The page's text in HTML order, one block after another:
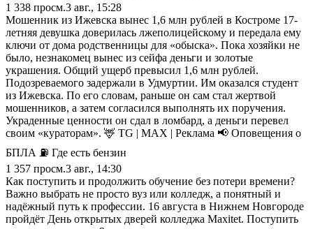
1 338 просм.3 авг., 15:28
Мошенник из Ижевска вынес 1,6 млн рублей в Костроме 17-
летняя девушка доверилась лжеполицейскому и передала ему
ключи от дома родственницы для «обыска». Пока хозяйки не
было, незнакомец вынес из сейфа деньги и золотые
украшения. Общий ущерб превысил 1,6 млн рублей.
Подозреваемого задержали в Удмуртии. Им оказался студент
из Ижевска. По его словам, раньше он сам стал жертвой
мошенников, а затем согласился выполнять их поручения.
Украденные ценности он сдал в ломбард, а деньги перевел
своим «кураторам». 🦌 TG | MAX | Реклама 📢 Оповещения о
БПЛА ⛽️ Где есть бензин
1 357 просм.3 авг., 14:30
Как поступить и продолжить обучение без потери времени?
Важно выбрать не просто вуз или колледж, а понятный и
надёжный путь к профессии. 16 августа в Нижнем Новгороде
пройдёт День открытых дверей колледжа Maxitet. Поступить